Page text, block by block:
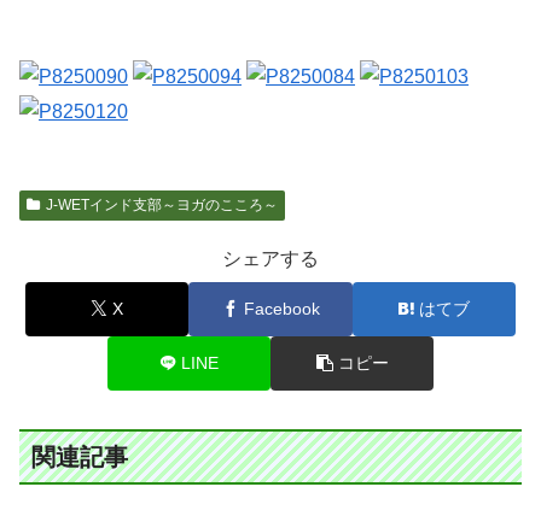
J-WETインド支部～ヨガのこころ～
シェアする
X Facebook はてブ
LINE コピー
関連記事